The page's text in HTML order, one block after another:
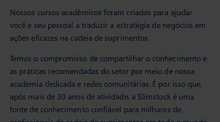
Nossos cursos acadêmicos foram criados para ajudar
você e seu pessoal a traduzir a estratégia de negócios em
ações eficazes na cadeia de suprimentos.
Temos o compromisso de compartilhar o conhecimento e
as práticas recomendadas do setor por meio de nossa
academia dedicada e redes comunitárias. É por isso que,
após mais de 30 anos de atividade, a Slimstock é uma
fonte de conhecimento confiável para milhares de